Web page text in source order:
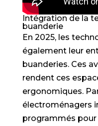
Intégration de la
buanderie
En 2025, les
également leur
buanderies. Ces
rendent ces
ergonomiques.
électroménagers
programmés